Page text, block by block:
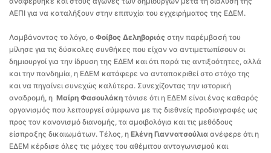
ΑΕΠΙ για να καταλήξουν στην επιτυχία του εγχειρήματος της ΕΔΕΜ.
Λαμβάνοντας το λόγο, ο Φοίβος Δεληβοριάς στην παρέμβασή του
μίλησε για τις δύσκολες συνθήκες που είχαν να αντιμετωπίσουν οι
δημιουργοί για την ίδρυση της ΕΔΕΜ και ότι παρά τις αντιξοότητες, αλλά
και την πανδημία, η ΕΔΕΜ κατάφερε να ανταποκριθεί στο στόχο της
και να πηγαίνει συνεχώς καλύτερα. Συνεχίζοντας την ιστορική
αναδρομή, η Μαίρη Φασουλάκη τόνισε ότι η ΕΔΕΜ είναι ένας καθαρός
οργανισμός που λειτουργεί σύμφωνα με τις διεθνείς προδιαγραφές ως
προς τον κανονισμό διανομής, τα αμοιβολόγια και τις μεθόδους
είσπραξης δικαιωμάτων. Τέλος, η Ελένη Γιαννατσούλια ανέφερε ότι η
ΕΔΕΜ κέρδισε όλες τις μάχες του αθέμιτου ανταγωνισμού και